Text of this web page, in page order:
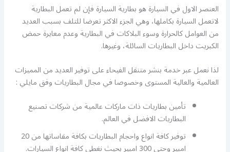
العنصر الاول في السيارة هو بطارية السيارة فإن لم تعمل البطارية
لاتعمل السيارة بكاملها، وهي الجزء الاكثر تعرضا للتلف بسبب العديد
من العوامل كالحرارة وسوء البلاكات في البطارية وعدم معايرة حمض
الكبريت داخل البطاريات السائلة، وغيرها.
لذا نعمل عبر خدمة بنشر متنقل الفيحاء على توفير العديد من المميزات
العالمية والعالية المستوى وخصوصا في مجال البطاريات وفق مايلي :
تأمين بطاريات ذات ماركات عالمية من شركات تصنيع
البطاريات الافضل في العالم.
توفير كافة انواع واحجام البطاريات بكافة مقاساتها من 20
امبير وحتى 300 امبير بحيث نغطي كافة انواع السيارات.